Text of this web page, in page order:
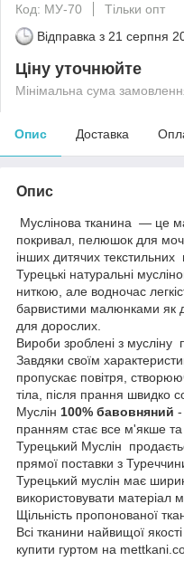
Код: МУ-70
Тільки опт
Відправка з 21 серпня
Ціну уточнюйте
Мінімальна сума
Опис Доставка
Опис
Муслінова тканина — це
покривал, пелюшок для
інших дитячих текстильних
Турецькі натуральні
ниткою, але водночас
барвистими малюнками як
для дорослих.
Вироби зроблені з мусліну
Завдяки своїм
пропускає повітря,
тіла, після прання швидко
Муслін 100% бавовняний -
пранням стає все м'якше та
Турецький Муслін
прямої поставки з
Турецький муслін має
використовувати матеріал
Щільність пропонованої
Всі тканини найвищої
купити гуртом на